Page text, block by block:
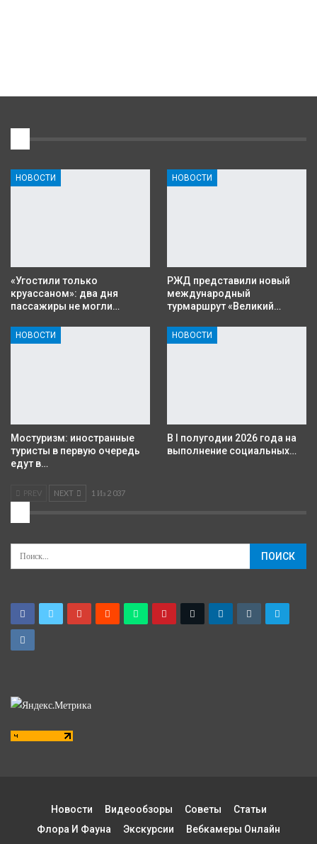
НОВОСТИ
«Угостили только
круассаном»: два дня
пассажиры не могли…
НОВОСТИ
РЖД представили новый
международный
турмаршрут «Великий…
НОВОСТИ
Мостуризм: иностранные
туристы в первую очередь
едут в…
НОВОСТИ
В I полугодии 2026 года на
выполнение социальных…
PREV NEXT 1 Из 2 037
Новости Видеообзоры Советы
Статьи
Флора И Фауна
Экскурсии Вебкамеры Онлайн